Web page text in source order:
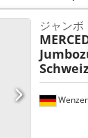
ートヒーター,
ーター, リターダ
ジャンボ